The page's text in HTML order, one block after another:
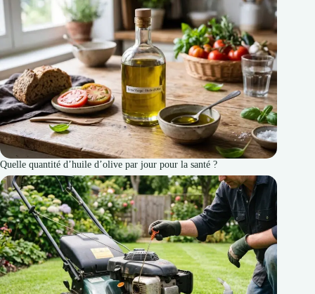
Quelle quantité d’huile d’olive par jour pour la santé ?